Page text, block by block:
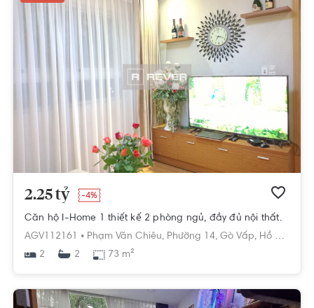
2.25 tỷ -4%
Căn hộ I-Home 1 thiết kế 2 phòng ngủ, đầy đủ nội thất.
AGV112161 • Phạm Văn Chiêu, Phường 14, Gò Vấp, Hồ Chí Minh
2
2 73 m²